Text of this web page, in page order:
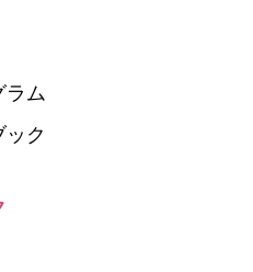
ラム
ク